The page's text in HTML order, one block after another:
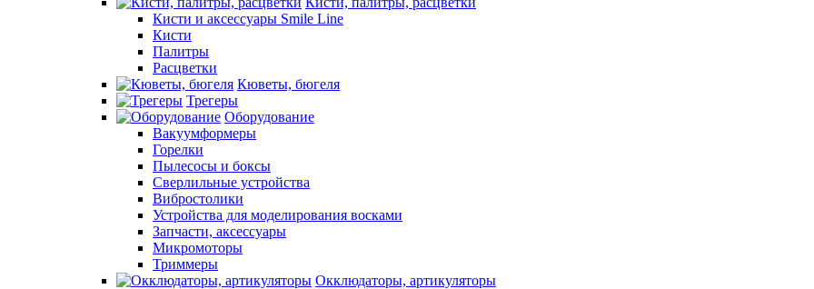
Кисти и аксессуары Smile Line
Кисти
Палитры
Расцветки
Кюветы, бюгеля
Трегеры
Оборудование
Вакуумформеры
Горелки
Пылесосы и боксы
Сверлильные устройства
Вибростолики
Устройства для моделирования восками
Запчасти, аксессуары
Микромоторы
Триммеры
Окклюдаторы, артикуляторы